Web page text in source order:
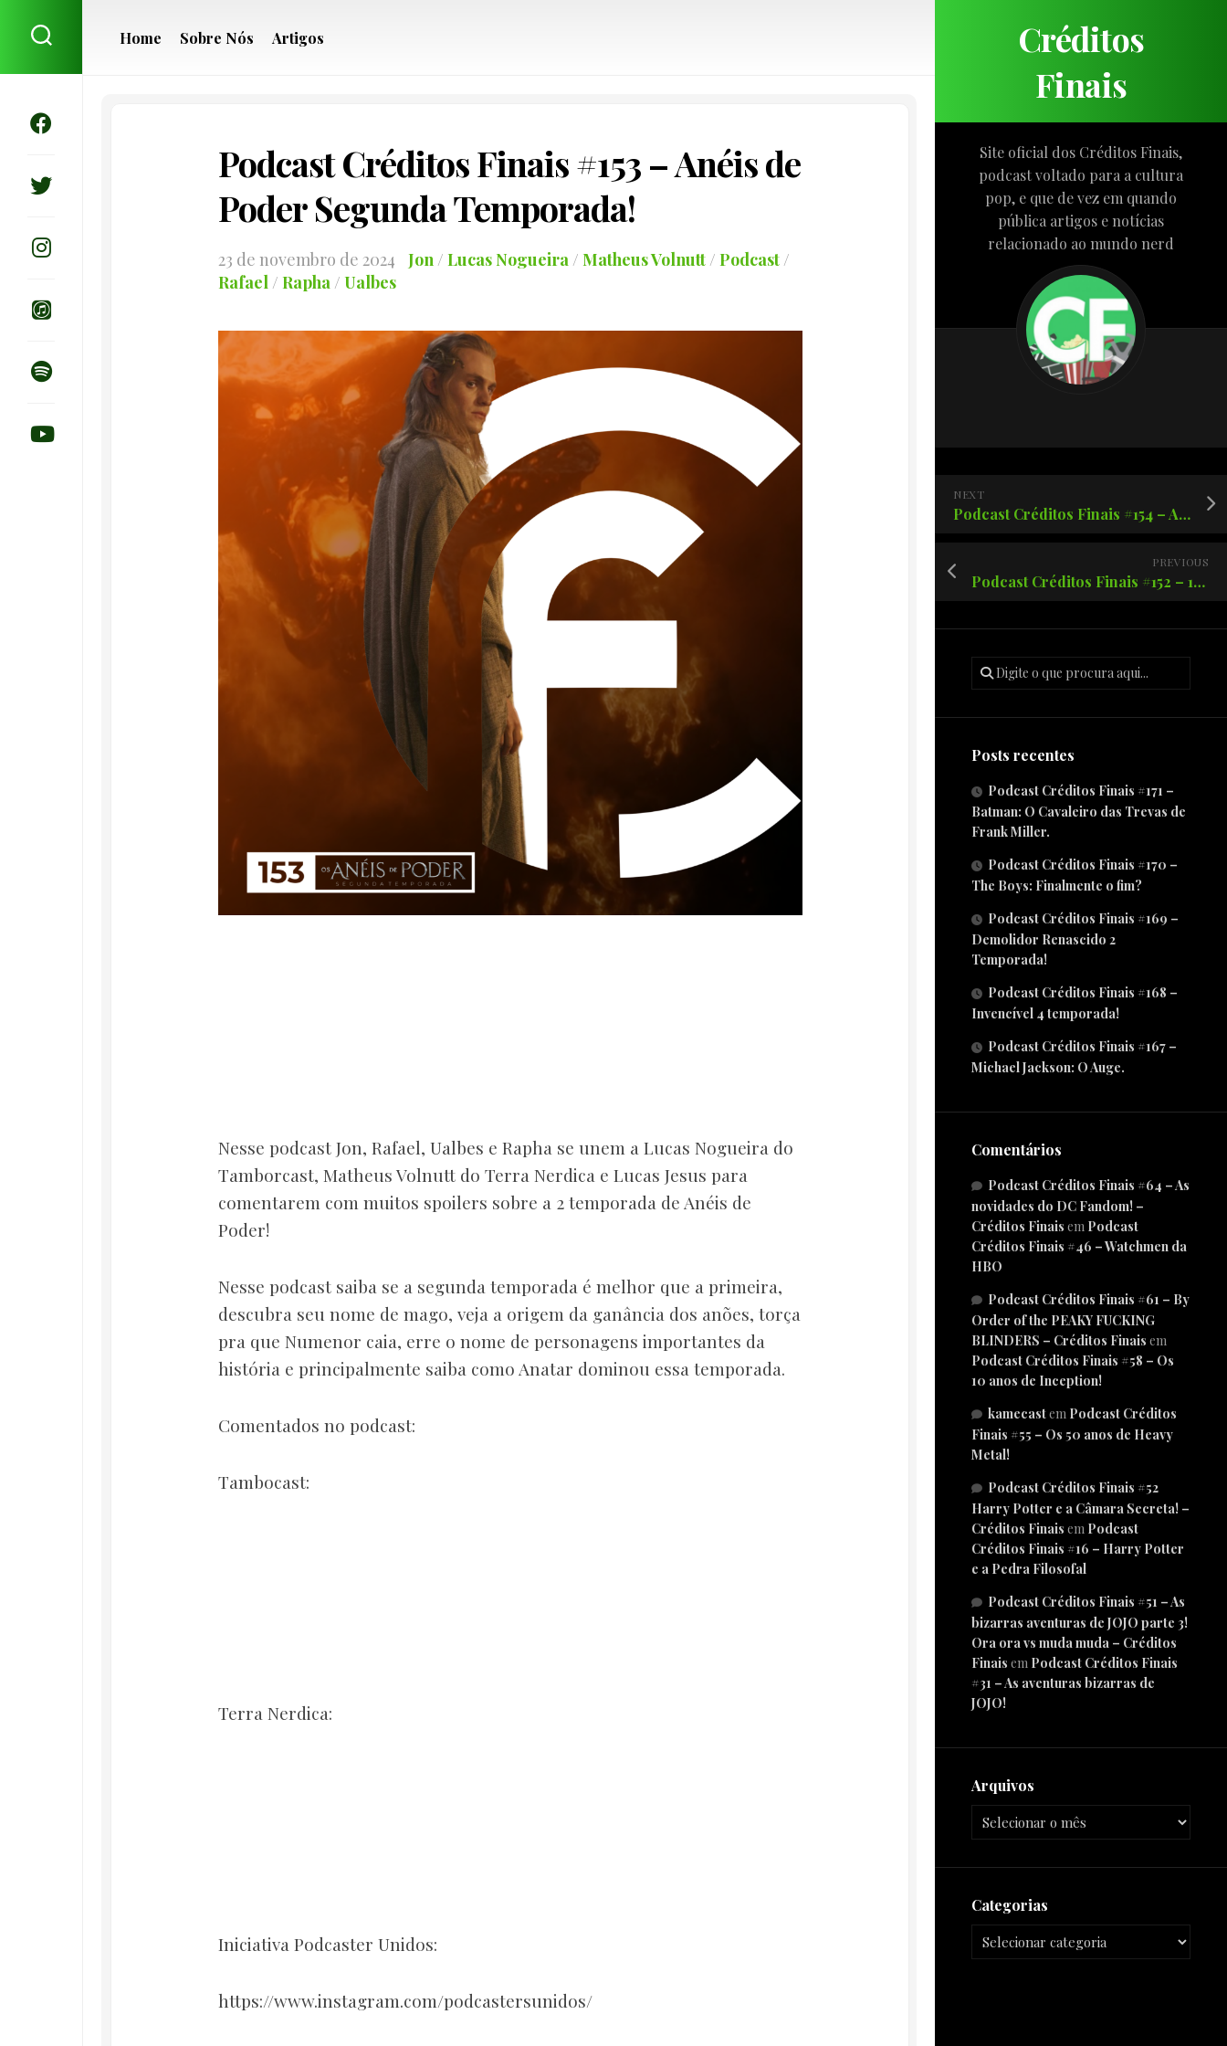
content
Créditos
Finais
Site oficial dos Créditos Finais,
podcast voltado para a cultura
pop, e que de vez em quando
pública artigos e notícias
relacionado ao mundo nerd
NEXT
Podcast Créditos Finais #154 – Arcane segunda temporada!
PREVIOUS
Podcast Créditos Finais #152 – 10 anos de Whiplash!
Posts recentes
Podcast Créditos Finais #171 –
Batman: O Cavaleiro das Trevas de
Frank Miller.
Podcast Créditos Finais #170 –
The Boys: Finalmente o fim?
Podcast Créditos Finais #169 –
Demolidor Renascido 2
Temporada!
Podcast Créditos Finais #168 –
Invencível 4 temporada!
Podcast Créditos Finais #167 –
Michael Jackson: O Auge.
Comentários
Podcast Créditos Finais #64 – As
novidades do DC Fandom! –
Créditos Finais em Podcast
Créditos Finais #46 – Watchmen da
HBO
Podcast Créditos Finais #61 – By
Order of the PEAKY FUCKING
BLINDERS – Créditos Finais em
Podcast Créditos Finais #58 – Os
10 anos de Inception!
kamecastem Podcast Créditos
Finais #55 – Os 50 anos de Heavy
Metal!
Podcast Créditos Finais #52
Harry Potter e a Câmara Secreta! –
Créditos Finais em Podcast
Créditos Finais #16 – Harry Potter
e a Pedra Filosofal
Podcast Créditos Finais #51 – As
bizarras aventuras de JOJO parte 3!
Ora ora vs muda muda – Créditos
Finais em Podcast Créditos Finais
#31 – As aventuras bizarras de
JOJO!
Arquivos
Categorias
Home Sobre Nós Artigos
Podcast Créditos Finais #153 – Anéis de
Poder Segunda Temporada!
23 de novembro de 2024 Jon/ Lucas Nogueira/ Matheus Volnutt/ Podcast/
Rafael/ Rapha/ Ualbes
Nesse podcast Jon, Rafael, Ualbes e Rapha se unem a Lucas Nogueira do
Tamborcast, Matheus Volnutt do Terra Nerdica e Lucas Jesus para
comentarem com muitos spoilers sobre a 2 temporada de Anéis de
Poder!
Nesse podcast saiba se a segunda temporada é melhor que a primeira,
descubra seu nome de mago, veja a origem da ganância dos anões, torça
pra que Numenor caia, erre o nome de personagens importantes da
história e principalmente saiba como Anatar dominou essa temporada.
Comentados no podcast:
Tambocast:
Terra Nerdica:
Iniciativa Podcaster Unidos:
https://www.instagram.com/podcastersunidos/